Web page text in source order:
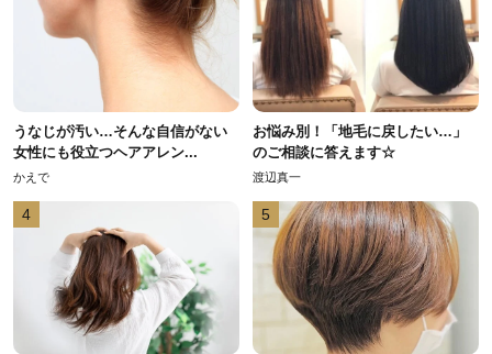
うなじが汚い…そんな自信がない
女性にも役立つヘアアレン...
かえで
お悩み別！「地毛に戻したい…」
のご相談に答えます☆
渡辺真一
4 5